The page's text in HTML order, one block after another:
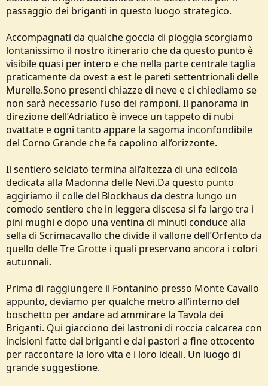
passaggio dei briganti in questo luogo strategico.
Accompagnati da qualche goccia di pioggia scorgiamo
lontanissimo il nostro itinerario che da questo punto è
visibile quasi per intero e che nella parte centrale taglia
praticamente da ovest a est le pareti settentrionali delle
Murelle.Sono presenti chiazze di neve e ci chiediamo se
non sarà necessario l’uso dei ramponi. Il panorama in
direzione dell’Adriatico è invece un tappeto di nubi
ovattate e ogni tanto appare la sagoma inconfondibile
del Corno Grande che fa capolino all’orizzonte.
Il sentiero selciato termina all’altezza di una edicola
dedicata alla Madonna delle Nevi.Da questo punto
aggiriamo il colle del Blockhaus da destra lungo un
comodo sentiero che in leggera discesa si fa largo tra i
pini mughi e dopo una ventina di minuti conduce alla
sella di Scrimacavallo che divide il vallone dell’Orfento da
quello delle Tre Grotte i quali preservano ancora i colori
autunnali.
Prima di raggiungere il Fontanino presso Monte Cavallo
appunto, deviamo per qualche metro all’interno del
boschetto per andare ad ammirare la Tavola dei
Briganti. Qui giacciono dei lastroni di roccia calcarea con
incisioni fatte dai briganti e dai pastori a fine ottocento
per raccontare la loro vita e i loro ideali. Un luogo di
grande suggestione.